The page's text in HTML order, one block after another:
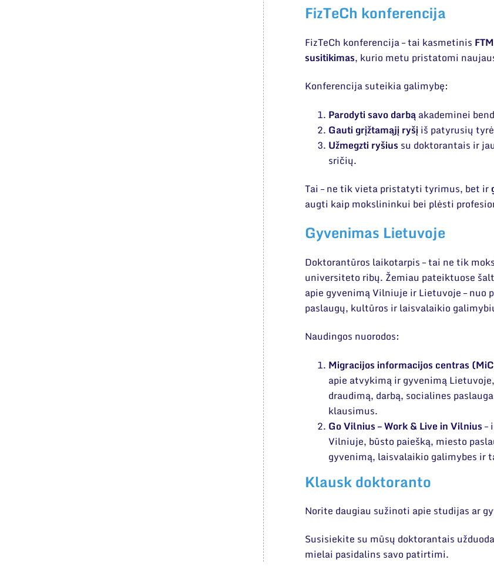
FizTeCh konferencija
FizTeCh konferencija – tai kasmetinis
susitikimas, kurio metu pristatomi
Konferencija suteikia galimybę:
Parodyti savo darbąakademinei
Gauti grįžtamąjį ryšįiš patyrusių
Užmegzti ryšius su doktorantais ir
sričių.
Tai – ne tik vieta pristatyti tyrimus, bet ir
augti kaip mokslininkui bei plėsti
Gyvenimas Lietuvoje
Doktorantūros laikotarpis – tai ne tik
universiteto ribų. Žemiau pateiktuose
apie gyvenimą Vilniuje ir Lietuvoje –
paslaugų, kultūros ir laisvalaikio
Naudingos nuorodos:
Migracijos informacijos centras
apie atvykimą ir gyvenimą
draudimą, darbą, socialines
klausimus.
Go Vilnius – Work & Live in Vilnius–
Vilniuje, būsto paiešką, miesto
gyvenimą, laisvalaikio galimybes ir
Klausk doktoranto
Norite daugiau sužinoti apie studijas ar
Susisiekite su mūsų doktorantais
mielai pasidalins savo patirtimi.